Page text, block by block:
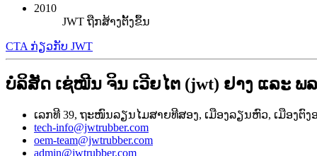
2010
JWT ຖືກສ້າງຕັ້ງຂຶ້ນ
CTA ກ່ຽວກັບ JWT
ບໍລິສັດ ເຊ່ໝີນ ຈິນ ເວີຍໄຕ (jwt) ຢາງ ແລະ ພ
ເລກທີ 39, ຖະໜົນລຽນໄມສາຍທີສອງ, ເມືອງລຽນຫົວ, ເມືອງຕົງ
tech-info@jwtrubber.com
oem-team@jwtrubber.com
admin@jwtrubber.com